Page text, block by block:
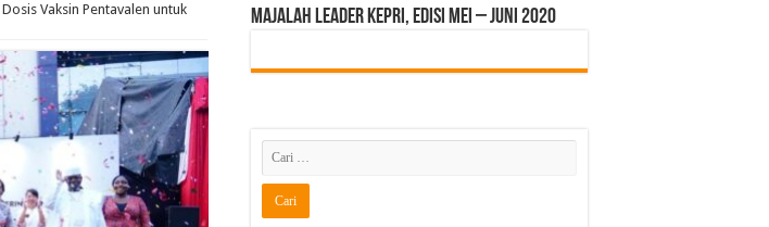
Vaksin Pentavalen untuk
MAJALAH LEADER KEPRI, EDISI MEI – JUNI 2020